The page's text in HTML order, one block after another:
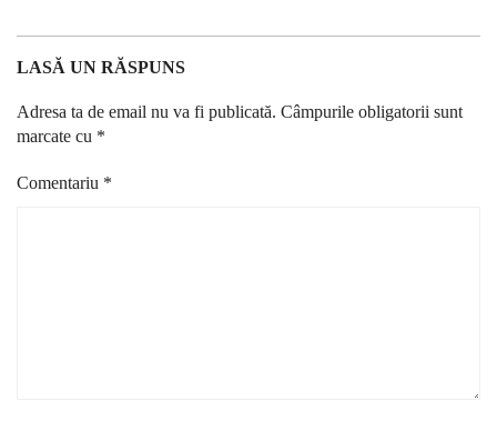
LASĂ UN RĂSPUNS
Adresa ta de email nu va fi publicată. Câmpurile obligatorii sunt
marcate cu *
Comentariu *